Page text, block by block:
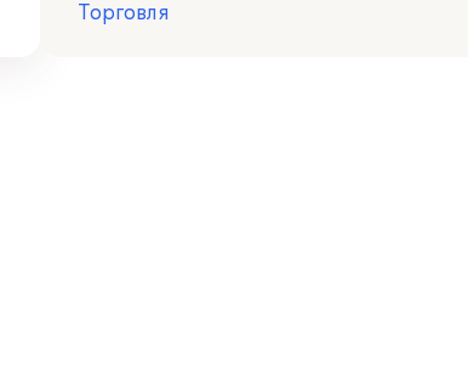
Торговля